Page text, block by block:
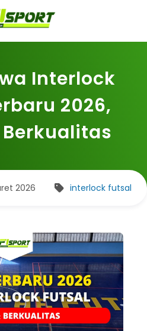
Interlock
2026,
2026 interlock futsal